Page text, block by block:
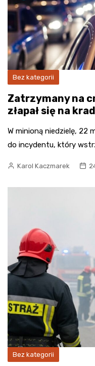
Bez kategorii
Zatrzymany na
złapał się na
W minioną niedzielę, 22
do incydentu, który
Karol Kaczmarek
Bez kategorii